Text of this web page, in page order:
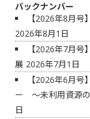
バックナンバー
【2026年8月
2026年8月1日
【2026年7月
展 2026年7月1日
【2026年6月
ー ～未利用資源
日